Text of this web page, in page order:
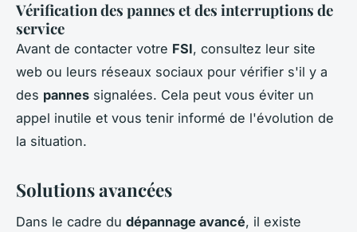
Vérification des pannes et des interruptions de
service
Avant de contacter votre FSI, consultez leur site
web ou leurs réseaux sociaux pour vérifier s'il y a
des pannes signalées. Cela peut vous éviter un
appel inutile et vous tenir informé de l'évolution de
la situation.
Solutions avancées
Dans le cadre du dépannage avancé, il existe